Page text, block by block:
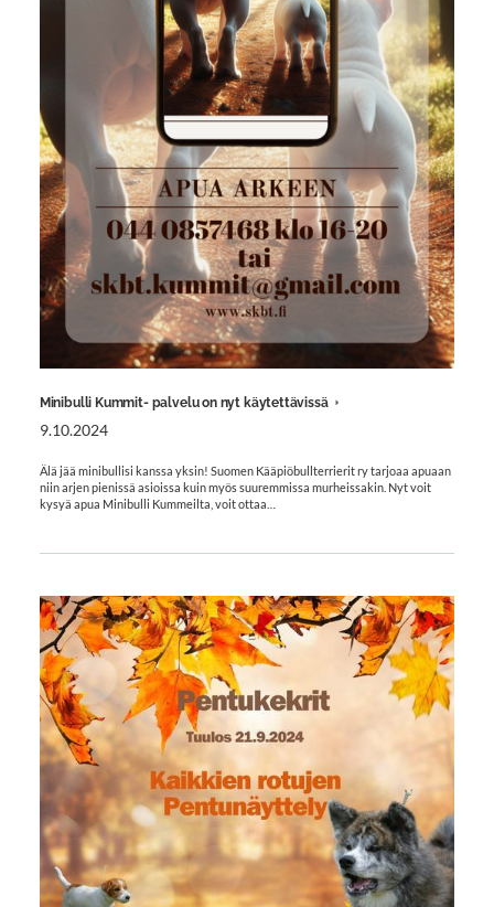
Minibulli Kummit- palvelu on nyt käytettävissä
9.10.2024
Älä jää minibullisi kanssa yksin! Suomen Kääpiöbullterrierit ry tarjoaa apuaan
niin arjen pienissä asioissa kuin myös suuremmissa murheissakin. Nyt voit
kysyä apua Minibulli Kummeilta, voit ottaa…